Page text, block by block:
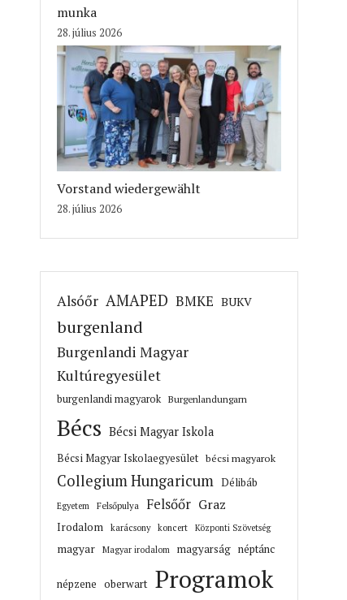
munka
28. július 2026
Vorstand wiedergewählt
28. július 2026
Alsóőr AMAPED BMKE BUKV
burgenland
Burgenlandi Magyar
Kultúregyesület
burgenlandi magyarok Burgenlandungarn
Bécs Bécsi Magyar Iskola
Bécsi Magyar Iskolaegyesület bécsi magyarok
Collegium Hungaricum Délibáb
Egyetem Felsőpulya Felsőőr Graz
Irodalom karácsony koncert Központi Szövetség
magyar Magyar irodalom magyarság néptánc
népzene oberwart Programok